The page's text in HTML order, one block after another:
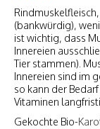
(bankwürdig),
ist wichtig, dass
Innereien
Tier stammen).
Innereien sind im
so kann der
Vitaminen
Gekochte Bio-